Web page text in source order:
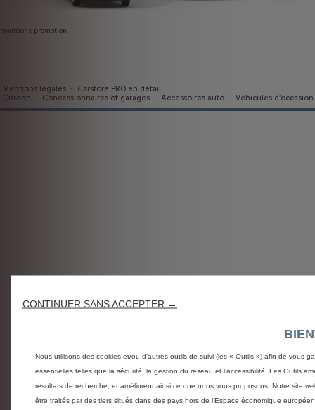
mentions promotion
Mentions légales -
Carstore PRO en détail
Citroën
- Concessionnaires et garages - Accessoires auto - Véhicules d'occasion
CONTINUER SANS ACCEPTER →
Nous utilisons des cookies et/ou d’autres outils de suivi (les « Outils ») afin de vous
essentielles telles que la sécurité, la gestion du réseau et l’accessibilité. Les Outils
résultats de recherche, et améliorent ainsi ce que nous vous proposons. Notre site
être traités par des tiers situés dans des pays hors de l'Espace économique